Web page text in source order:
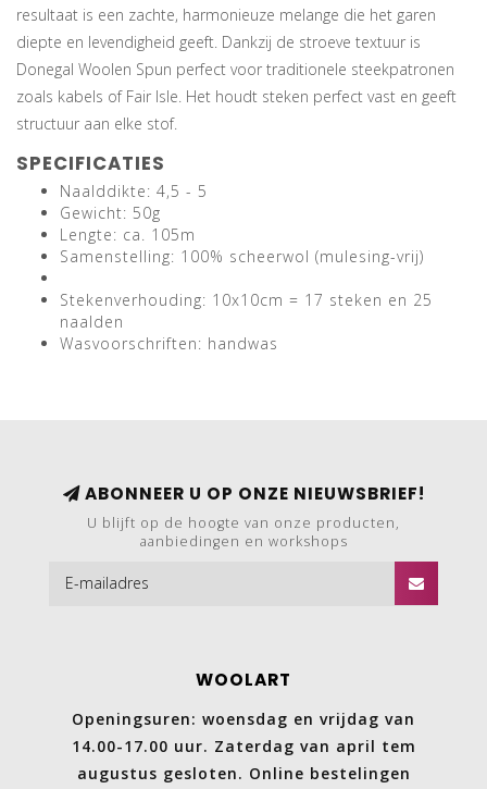
resultaat is een zachte, harmonieuze melange die het garen
diepte en levendigheid geeft. Dankzij de stroeve textuur is
Donegal Woolen Spun perfect voor traditionele steekpatronen
zoals kabels of Fair Isle. Het houdt steken perfect vast en geeft
structuur aan elke stof.
SPECIFICATIES
Naalddikte: 4,5 - 5
Gewicht: 50g
Lengte: ca. 105m
Samenstelling: 100% scheerwol (mulesing-vrij)
Stekenverhouding: 10x10cm = 17 steken en 25
naalden
Wasvoorschriften: handwas
ABONNEER U OP ONZE NIEUWSBRIEF!
U blijft op de hoogte van onze producten,
aanbiedingen en workshops
WOOLART
Openingsuren: woensdag en vrijdag van
14.00-17.00 uur. Zaterdag van april tem
augustus gesloten. Online bestelingen